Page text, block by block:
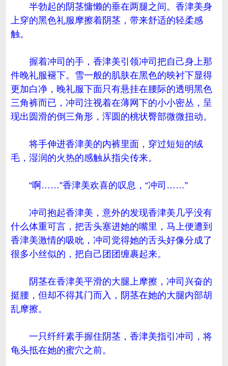
半勃起的阴茎慵懒的垂在两腿之间。香津美身
上穿的黑色礼服摩擦着阴茎，带来舒适的轻柔感
触。
握着冲司的手，香津美引领冲司把自己身上那
件晚礼服褪下。雪一般的肌肤在黑色的映衬下显得
更加白净，晚礼服下面只有悬挂在腰际的透明黑色
三角裤而已，冲司注视着在薄网下的小小密丛，呈
现出圆滑的倒三角形，浑圆的桃状臀部微微扭动。
将手伸进香津美的内裤里面，穿过短短的绒
毛，湿润的火热的感触从指尖传来。
“啊……”香津美欢喜的叹息，“冲司……”
冲司抱起香津美，意外的发现香津美几乎没有
什么体重可言，把舌头塞进她的嘴里，马上便遭到
香津美激情的吸吮，冲司觉得她的舌头好像分成了
很多小丝似的，把自己团团缠裹起来。
阴茎在香津美平滑的大腿上摩擦，冲司兴奋的
挺腰，但却不得其门而入，阴茎在她的大腿内部胡
乱摩擦。
一只纤纤素手握住阴茎，香津美指引冲司，将
龟头抵在她的蜜穴之前。